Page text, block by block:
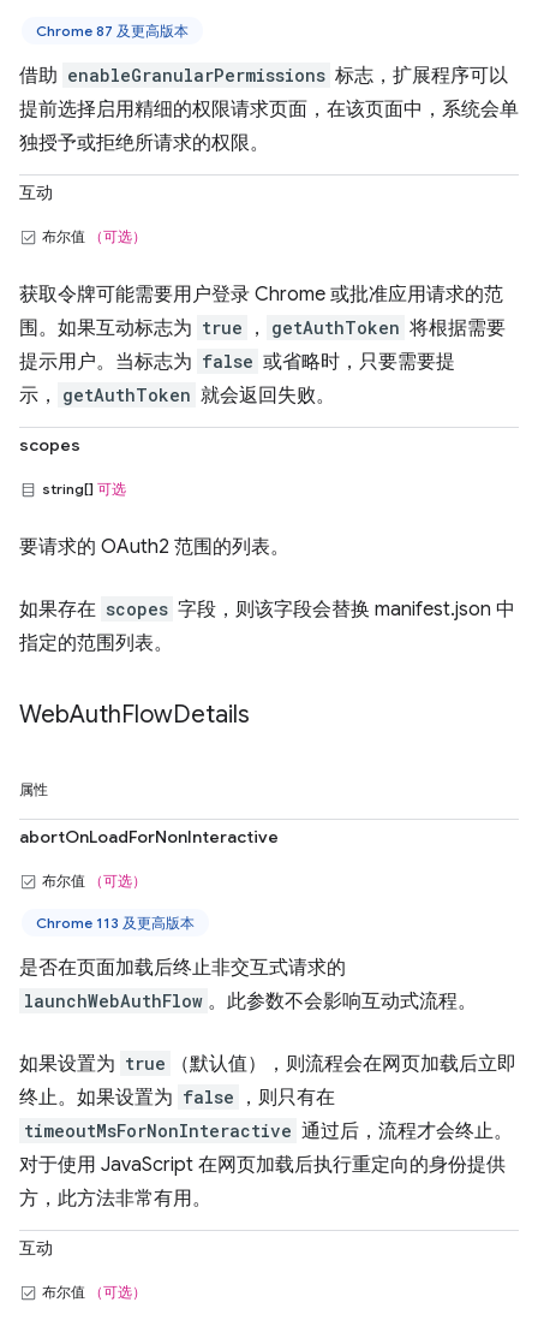
Chrome 87 及更高版本
借助 enableGranularPermissions 标志，扩展程序可以
提前选择启用精细的权限请求页面，在该页面中，系统会单
独授予或拒绝所请求的权限。
互动
布尔值 （可选）
获取令牌可能需要用户登录 Chrome 或批准应用请求的范
围。如果互动标志为 true ， getAuthToken 将根据需要
提示用户。当标志为 false 或省略时，只要需要提
示，
getAuthToken 就会返回失败。
scopes
string[] 可选
要请求的 OAuth2 范围的列表。
如果存在 scopes 字段，则该字段会替换 manifest.json 中
指定的范围列表。
WebAuthFlowDetails
属性
abortOnLoadForNonInteractive
布尔值 （可选）
Chrome 113 及更高版本
是否在页面加载后终止非交互式请求的
launchWebAuthFlow 。此参数不会影响互动式流程。
如果设置为 true
（默认值），则流程会在网页加载后立即
终止。如果设置为 false ，则只有在
timeoutMsForNonInteractive 通过后，流程才会终止。
对于使用 JavaScript 在网页加载后执行重定向的身份提供
方，此方法非常有用。
互动
布尔值 （可选）